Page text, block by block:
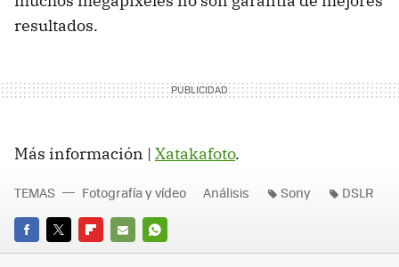
resultados.
Más información | Xatakafoto.
FACEBOOK
TWITTERFLIPBOARD
E-
WHATSAPP
TEMAS Fotografía y vídeo Análisis Sony DSLR